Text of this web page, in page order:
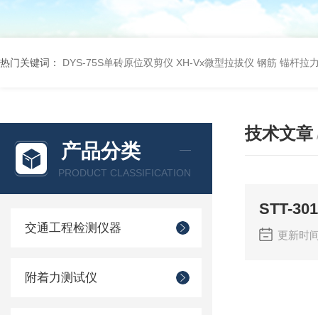
热门关键词： DYS-75S单砖原位双剪仪 XH-Vx微型拉拔仪 钢筋 锚杆拉
产品分类
PRODUCT CLASSIFICATION
交通工程检测仪器
附着力测试仪
技术文章
STT-
更新时